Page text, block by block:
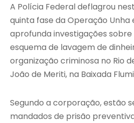
A Polícia Federaldeflagrou
quinta fase da Operação Unha
aprofunda investigações
esquema de lavagem de
organização criminosa no Rio
João de Meriti, na Baixada
Segundo a corporação, estão
mandados de prisão